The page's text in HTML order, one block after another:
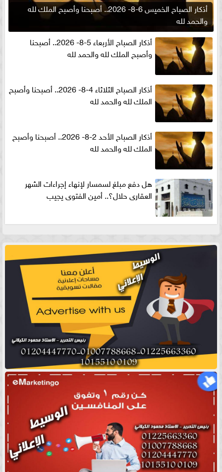
أذكار الصباح الخميس 6-8- 2026.. أصبحنا وأصبح الملك لله
والحمد لله
أذكار الصباح الأربعاء 5-8- 2026.. أصبحنا
وأصبح الملك لله والحمد لله
أذكار الصباح الثلاثاء 4-8- 2026.. أصبحنا وأصبح
الملك لله والحمد لله
أذكار الصباح الأحد 2-8- 2026.. أصبحنا وأصبح
الملك لله والحمد لله
هل دفع مبلغ لسمسار لإنهاء إجراءات الشهر
العقارى حلال؟.. أمين الفتوى يجيب